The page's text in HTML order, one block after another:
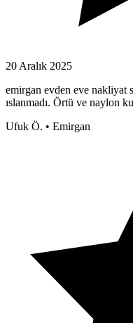
20 Aralık 2025
emirgan evden eve nakliyat
ıslanmadı. Örtü ve naylon
Ufuk Ö. • Emirgan